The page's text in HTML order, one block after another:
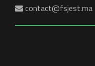
contact@fsjest.ma